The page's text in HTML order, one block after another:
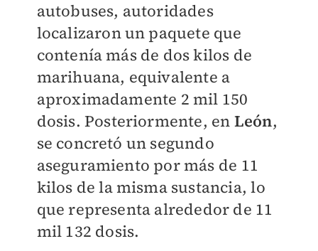
autobuses, autoridades
localizaron un paquete que
contenía más de dos kilos de
marihuana, equivalente a
aproximadamente 2 mil 150
dosis. Posteriormente, en León,
se concretó un segundo
aseguramiento por más de 11
kilos de la misma sustancia, lo
que representa alrededor de 11
mil 132 dosis.